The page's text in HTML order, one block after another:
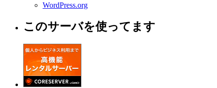
WordPress.org
このサーバを使ってます